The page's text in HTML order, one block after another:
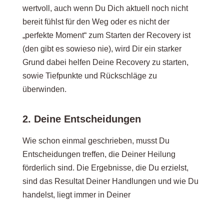
wertvoll, auch wenn Du Dich aktuell noch nicht
bereit fühlst für den Weg oder es nicht der
„perfekte Moment“ zum Starten der Recovery ist
(den gibt es sowieso nie), wird Dir ein starker
Grund dabei helfen Deine Recovery zu starten,
sowie Tiefpunkte und Rückschläge zu
überwinden.
2. Deine Entscheidungen
Wie schon einmal geschrieben, musst Du
Entscheidungen treffen, die Deiner Heilung
förderlich sind. Die Ergebnisse, die Du erzielst,
sind das Resultat Deiner Handlungen und wie Du
handelst, liegt immer in Deiner